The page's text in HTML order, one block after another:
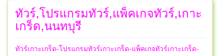
ทัวร์,โปรแกรมทัวร์,แพ็คเกจทัวร์,เกาะ
เกร็ด,นนทบุรี
ทัวร์เกาะเกร็ด-โปรแกรมทัวร์เกาะเกร็ด-แพ็คเกจทัวร์เกาะเกร็ด-